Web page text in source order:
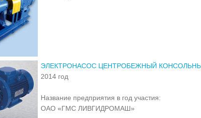
ЭЛЕКТРОНАСОС ЦЕНТРОБЕЖНЫЙ
2014 год
Название предприятия в год участия:
ОАО «ГМС ЛИВГИДРОМАШ»